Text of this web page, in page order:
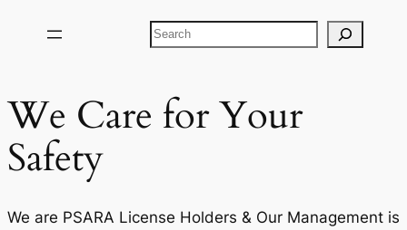
Search
We Care for Your
Safety
We are PSARA License Holders & Our Management is